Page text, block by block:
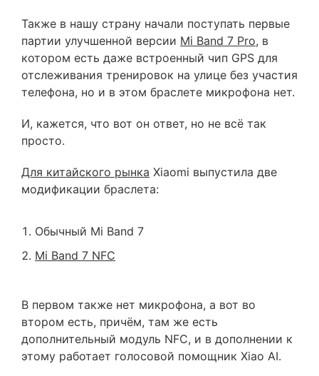
Также в нашу страну начали поступать первые
партии улучшенной версии Mi Band 7 Pro, в
котором есть даже встроенный чип GPS для
отслеживания тренировок на улице без участия
телефона, но и в этом браслете микрофона нет.
И, кажется, что вот он ответ, но не всё так
просто.
Для китайского рынка Xiaomi выпустила две
модификации браслета:
Обычный Mi Band 7
Mi Band 7 NFC
В первом также нет микрофона, а вот во
втором есть, причём, там же есть
дополнительный модуль NFC, и в дополнении к
этому работает голосовой помощник Xiao AI.